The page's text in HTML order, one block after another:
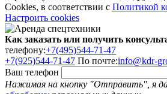
Cookies, в соответствии с Политикой
Настроить cookies
Как заказать или получить
телефону:+7(495)544-71-47
+7(925)544-71-47 По почте:info@kdr-
Ваш телефон
Нажимая на кнопку "Отправить", я